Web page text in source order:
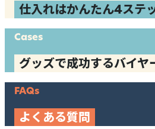
仕入れはかんたん4ステ
Cases
グッズで成功するバイヤ
FAQs
よくある質問